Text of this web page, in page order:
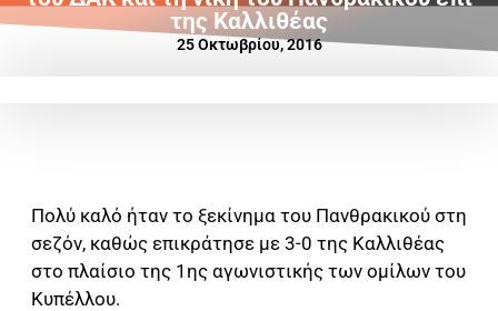
της Καλλιθέας
25 Οκτωβρίου, 2016
Πολύ καλό ήταν το ξεκίνημα του Πανθρακικού στη
σεζόν, καθώς επικράτησε με 3-0 της Καλλιθέας
στο πλαίσιο της 1ης αγωνιστικής των ομίλων του
Κυπέλλου.